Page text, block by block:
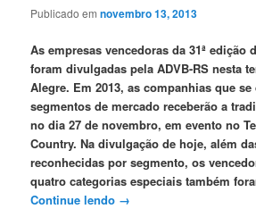
Publicado emnovembro 13, 2013
As empresas vencedoras da 31ª edição
foram divulgadas pela ADVB-RS nesta
Alegre. Em 2013, as companhias que se
segmentos de mercado receberão a
no dia 27 de novembro, em evento no
Country. Na divulgação de hoje, além
reconhecidas por segmento, os
quatro categorias especiais também
Continue lendo →